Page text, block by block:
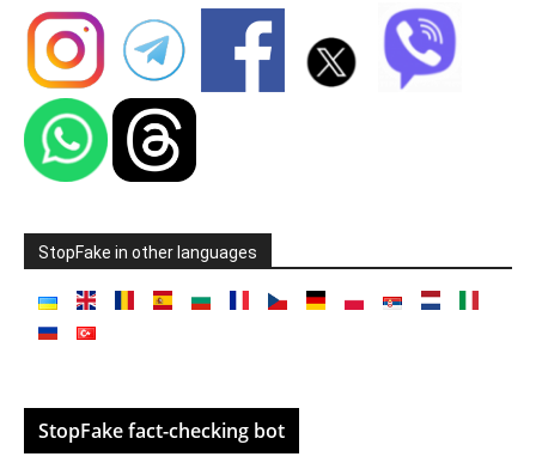
StopFake in other languages
StopFake fact-checking bot